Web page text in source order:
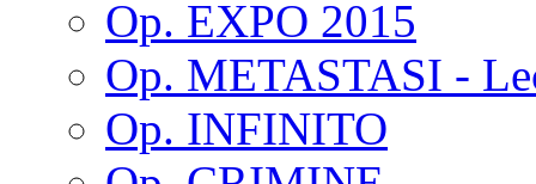
Op. EXPO 2015
Op. METASTASI -
Op. INFINITO